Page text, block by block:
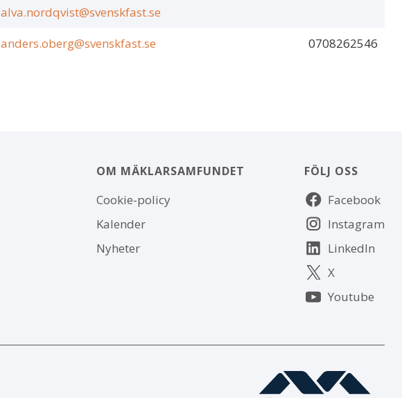
alva.nordqvist@svenskfast.se
anders.oberg@svenskfast.se 0708262546
OM MÄKLARSAMFUNDET
Om
Cookie-policy
Kalender
Nyheter
FÖLJ OSS
Följ
oss
Facebook
Instagram
LinkedIn
X
Youtube